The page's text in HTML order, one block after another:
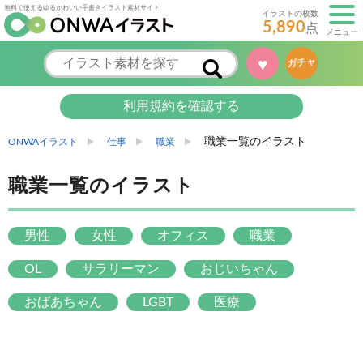
無料で使えるゆるかわいい手書きイラスト素材サイト
イラストの枚数
5,890点 メニュー
♥ ガチャ
利用規約を確認する
ONWAイラスト 仕事 職業 職業一覧のイラスト
職業一覧のイラスト
男性 女性 オフィス 職業
OL サラリーマン おじいちゃん
おばあちゃん LGBT 医療